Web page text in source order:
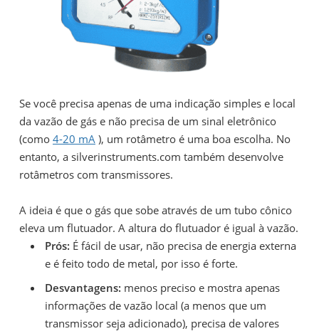
Se você precisa apenas de uma indicação simples e local
da vazão de gás e não precisa de um sinal eletrônico
(como 4-20 mA ), um rotâmetro é uma boa escolha. No
entanto, a silverinstruments.com também desenvolve
rotâmetros com transmissores.
A ideia é que o gás que sobe através de um tubo cônico
eleva um flutuador. A altura do flutuador é igual à vazão.
Prós: É fácil de usar, não precisa de energia externa
e é feito todo de metal, por isso é forte.
Desvantagens: menos preciso e mostra apenas
informações de vazão local (a menos que um
transmissor seja adicionado), precisa de valores